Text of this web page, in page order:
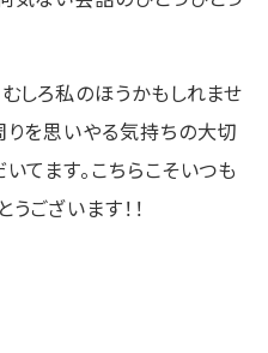
しろ私のほうかもしれませ
りを思いやる気持ちの大切
てます。こちらこそいつも
ございます！！